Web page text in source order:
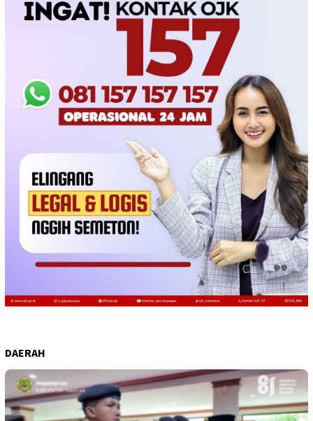
DAERAH